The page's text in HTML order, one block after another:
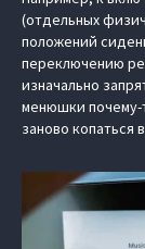
(отдельных
положений
переключению
изначально
менюшки почему-
заново копаться